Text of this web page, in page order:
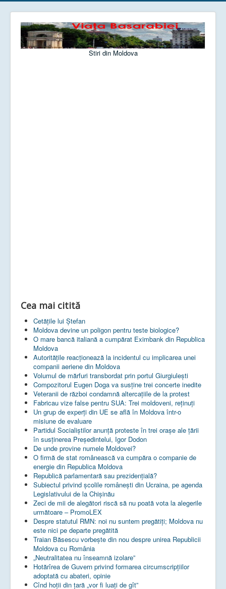
Stiri din Moldova
Cea mai citită
Cetățile lui Ștefan
Moldova devine un poligon pentru teste biologice?
O mare bancă italiană a cumpărat Eximbank din Republica
Moldova
Autoritățile reacționează la incidentul cu implicarea unei
companii aeriene din Moldova
Volumul de mărfuri transbordat prin portul Giurgiulești
Compozitorul Eugen Doga va susţine trei concerte inedite
Veteranii de război condamnă altercaţiile de la protest
Fabricau vize false pentru SUA: Trei moldoveni, reținuți
Un grup de experţi din UE se află în Moldova într-o
misiune de evaluare
Partidul Socialiștilor anunță proteste în trei orașe ale țării
în susținerea Președintelui, Igor Dodon
De unde provine numele Moldovei?
O firmă de stat românească va cumpăra o companie de
energie din Republica Moldova
Republică parlamentară sau prezidențială?
Subiectul privind şcolile româneşti din Ucraina, pe agenda
Legislativului de la Chişinău
Zeci de mii de alegători riscă să nu poată vota la alegerile
următoare – PromoLEX
Despre statutul RMN: noi nu suntem pregătiți; Moldova nu
este nici pe departe pregătită
Traian Băsescu vorbește din nou despre unirea Republicii
Moldova cu România
„Neutralitatea nu înseamnă izolare”
Hotărîrea de Guvern privind formarea circumscripțiilor
adoptată cu abateri, opinie
Cînd hoții din țară „vor fi luați de gît”